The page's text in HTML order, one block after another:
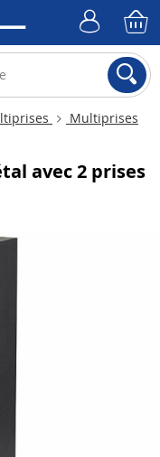
Multiprises
avec 2 prises